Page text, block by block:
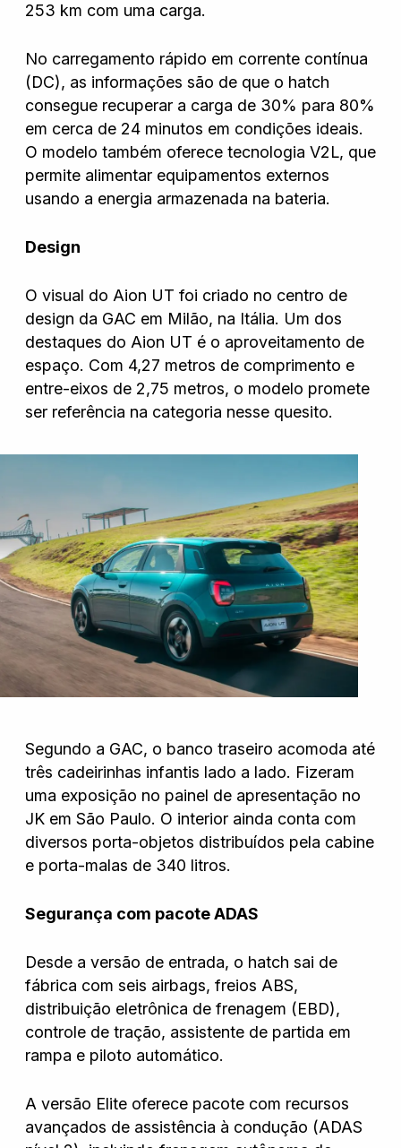
253 km com uma carga.
No carregamento rápido em corrente contínua
(DC), as informações são de que o hatch
consegue recuperar a carga de 30% para 80%
em cerca de 24 minutos em condições ideais.
O modelo também oferece tecnologia V2L, que
permite alimentar equipamentos externos
usando a energia armazenada na bateria.
Design
O visual do Aion UT foi criado no centro de
design da GAC em Milão, na Itália. Um dos
destaques do Aion UT é o aproveitamento de
espaço. Com 4,27 metros de comprimento e
entre-eixos de 2,75 metros, o modelo promete
ser referência na categoria nesse quesito.
Segundo a GAC, o banco traseiro acomoda até
três cadeirinhas infantis lado a lado. Fizeram
uma exposição no painel de apresentação no
JK em São Paulo. O interior ainda conta com
diversos porta-objetos distribuídos pela cabine
e porta-malas de 340 litros.
Segurança com pacote ADAS
Desde a versão de entrada, o hatch sai de
fábrica com seis airbags, freios ABS,
distribuição eletrônica de frenagem (EBD),
controle de tração, assistente de partida em
rampa e piloto automático.
A versão Elite oferece pacote com recursos
avançados de assistência à condução (ADAS